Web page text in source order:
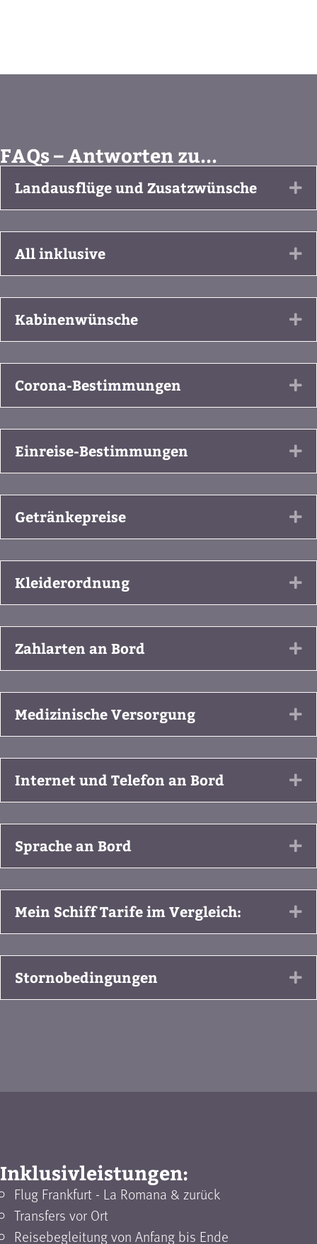
FAQs – Antworten zu...
Landausflüge und Zusatzwünsche
All inklusive
Kabinenwünsche
Corona-Bestimmungen
Einreise-Bestimmungen
Getränkepreise
Kleiderordnung
Zahlarten an Bord
Medizinische Versorgung
Internet und Telefon an Bord
Sprache an Bord
Mein Schiff Tarife im Vergleich:
Stornobedingungen
Inklusivleistungen:
Flug Frankfurt - La Romana & zurück
Transfers vor Ort
Reisebegleitung von Anfang bis Ende